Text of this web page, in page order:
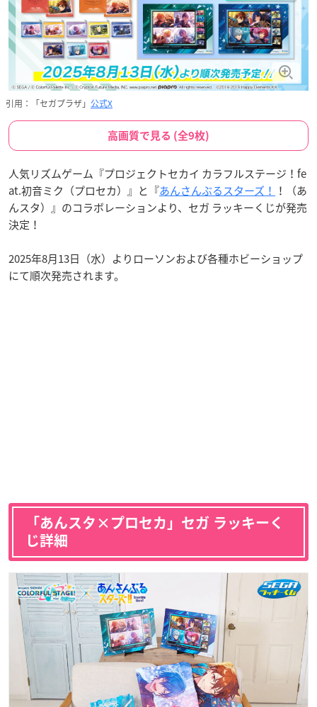
引用：「セガプラザ」 公式X
高画質で見る (全9枚)
人気リズムゲーム『プロジェクトセカイ カラフルステージ！fe
at.初音ミク（プロセカ）』と『あんさんぶるスターズ！ ！（あ
んスタ）』のコラボレーションより、セガ ラッキーくじが発売
決定！
2025年8月13日（水）よりローソンおよび各種ホビーショップ
にて順次発売されます。
「あんスタ×プロセカ」セガ ラッキーく
じ詳細